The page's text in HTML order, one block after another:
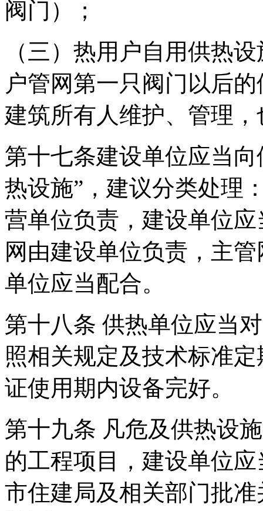
阀门）；
（三）热用户自用供热
户管网第一只阀门以后
建筑所有人维护、管理
第十七条建设单位应当
热设施”，建议分类处理
营单位负责，建设单位
网由建设单位负责，主
单位应当配合。
第十八条 供热单位应当
照相关规定及技术标准
证使用期内设备完好。
第十九条 凡危及供热设
的工程项目，建设单位
市住建局及相关部门批